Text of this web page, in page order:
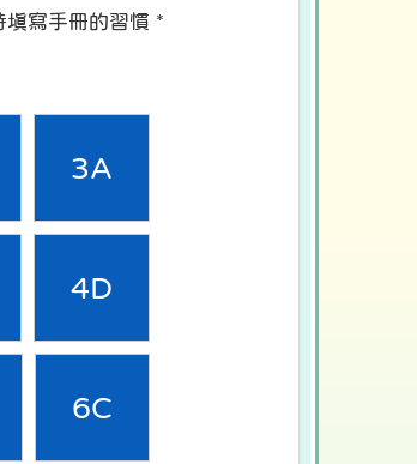
填寫手冊的習慣 *
3A
4D
6C